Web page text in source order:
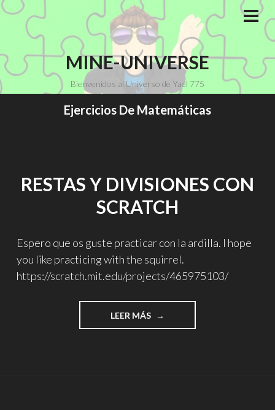
Saltar
contenido
MINE-UNIVERSE
Bienvenidos al Universo de Yael 775
Ejercicios De Matemáticas
RESTAS Y DIVISIONES CON
SCRATCH
Espero que os guste practicar con la ardilla. I hope
you like practicing with the squirrel.
https://scratch.mit.edu/projects/465975103/
LEER MÁS "RESTAS
Y